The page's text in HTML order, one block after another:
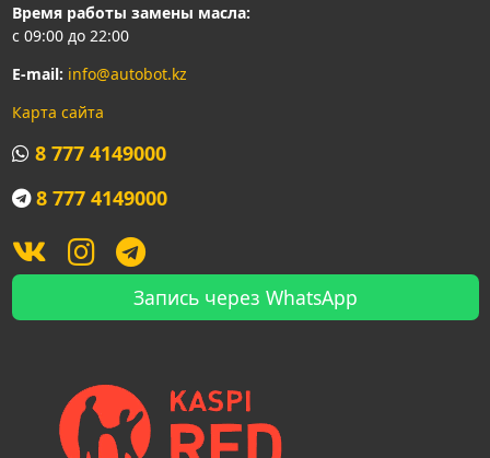
Время работы замены масла:
с 09:00 до 22:00
E-mail: info@autobot.kz
Карта сайта
8 777 4149000
8 777 4149000
Запись через WhatsApp